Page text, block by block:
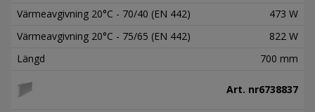
Värmeavgivning 20°C - 70/40 (EN 442)
473 W
Värmeavgivning 20°C - 75/65 (EN 442)
822 W
Längd
700 mm
Art. nr6738837